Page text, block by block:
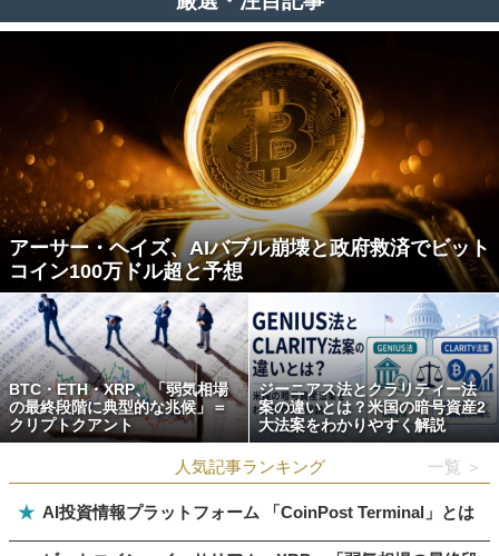
アーサー・ヘイズ、AIバブル崩壊と政府救済でビット
コイン100万ドル超と予想
BTC・ETH・XRP、「弱気相場
の最終段階に典型的な兆候」＝
クリプトクアント
ジーニアス法とクラリティー法
案の違いとは？米国の暗号資産2
大法案をわかりやすく解説
人気記事ランキング 一覧 ＞
★ AI投資情報プラットフォーム 「CoinPost Terminal」とは